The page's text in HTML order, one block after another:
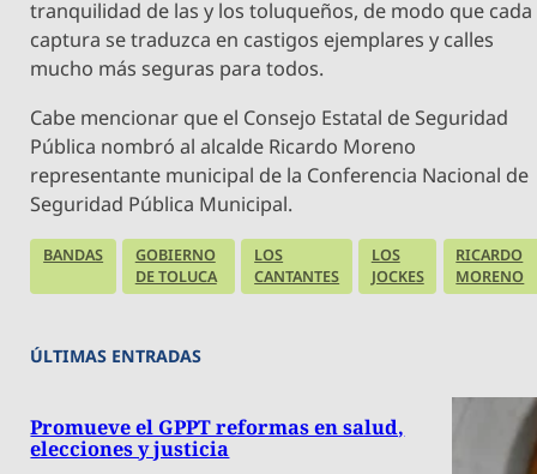
tranquilidad de las y los toluqueños, de modo que cada
captura se traduzca en castigos ejemplares y calles
mucho más seguras para todos.
Cabe mencionar que el Consejo Estatal de Seguridad
Pública nombró al alcalde Ricardo Moreno
representante municipal de la Conferencia Nacional de
Seguridad Pública Municipal.
BANDAS
GOBIERNO
DE TOLUCA
LOS
CANTANTES
LOS
JOCKES
RICARDO
MORENO
ÚLTIMAS ENTRADAS
Promueve el GPPT reformas en salud,
elecciones y justicia